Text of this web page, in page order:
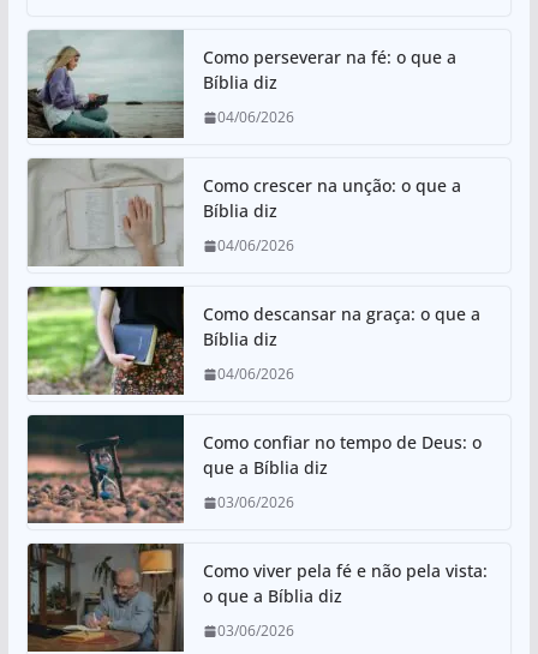
k
at
A
p
p
c
e
b
o
o
k
e
Como perseverar na fé: o que a
Bíblia diz
04/06/2026
Como crescer na unção: o que a
Bíblia diz
04/06/2026
Como descansar na graça: o que a
Bíblia diz
04/06/2026
Como confiar no tempo de Deus: o
que a Bíblia diz
03/06/2026
Como viver pela fé e não pela vista:
o que a Bíblia diz
03/06/2026